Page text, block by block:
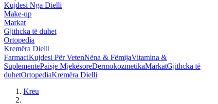
Kujdesi Nga Dielli
Make-up
Markat
Gjithcka të duhet
Ortopedia
Kremëra Dielli
FarmaciKujdesi Për VetenNëna & FëmijaVitamina &
SuplementePaisje MjekësoreDermokozmetikaMarkatGjithcka të
duhetOrtopediaKremëra Dielli
Kreu